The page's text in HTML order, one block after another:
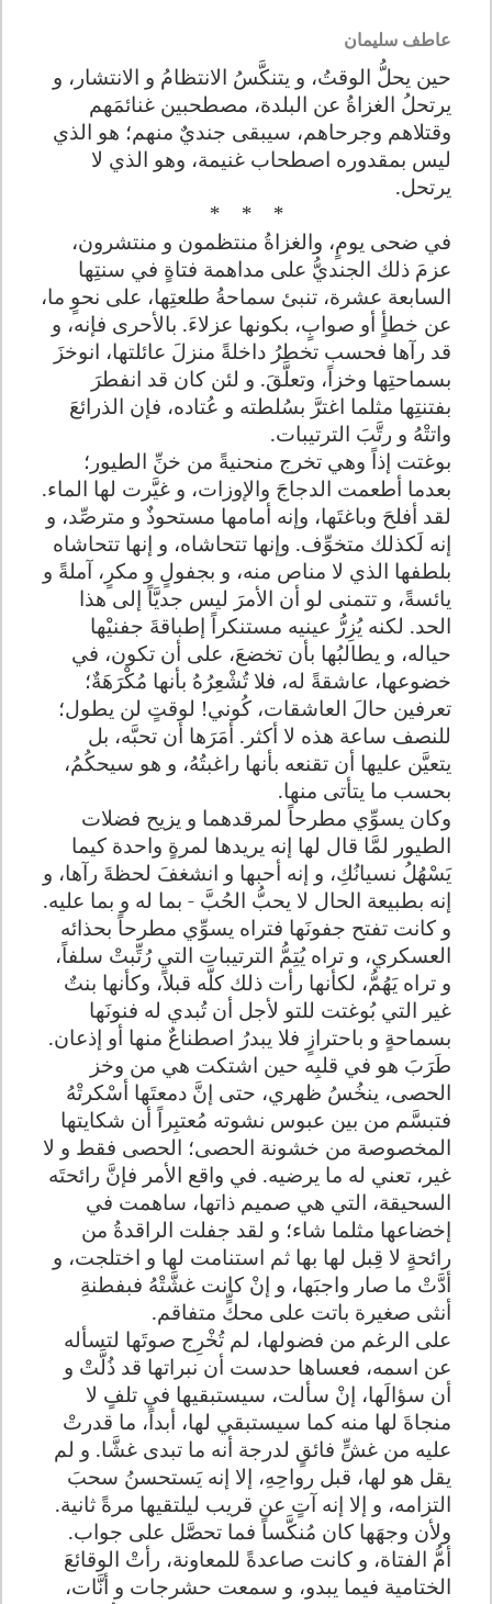
عاطف سليمان
حين يحلُّ الوقتُ، و يتنكَّسُ الانتظامُ و الانتشار، و
يرتحلُ الغزاةُ عن البلدة، مصطحبين غنائمَهم
وقتلاهم وجرحاهم، سيبقى جنديٌ منهم؛ هو الذي
ليس بمقدوره اصطحاب غنيمة، وهو الذي لا
يرتحل.
*
*
*
في ضحى يومٍ، والغزاةُ منتظمون و منتشرون،
عزمَ ذلك الجنديُّ على مداهمة فتاةٍ في سنتِها
السابعة عشرة، تنبئ سماحةُ طلعتِها، على نحوٍ ما،
عن خطأٍ أو صوابٍ، بكونها عزلاءَ. بالأحرى فإنه، و
قد رآها فحسب تخطرُ داخلةً منزلَ عائلتها، انوخزَ
بسماحتِها وخزاً، وتعلَّقَ. و لئن كان قد انفطرَ
بفتنتِها مثلما اغترَّ بسُلطته و عُتاده، فإن الذرائعَ
واتتْهُ و رتَّبَ الترتيبات.
بوغتت إذاً وهي تخرج منحنيةً من خنِّ الطيور؛
بعدما أطعمت الدجاجَ والإوزات، و غيَّرت لها الماء.
لقد أفلحَ وباغتَها، وإنه أمامها مستحوذٌ و مترصِّد، و
إنه لَكذلك متخوِّف. وإنها تتحاشاه، و إنها تتحاشاه
بلطفها الذي لا مناص منه، و بجفولٍ و مكرٍ، آملةً و
يائسةً، و تتمنى لو أن الأمرَ ليس جديَّاً إلى هذا
الحد. لكنه يُزِرُّ عينيه مستنكراً إطباقةَ جفنيْها
حياله، و يطالبُها بأن تخضعَ، على أن تكون، في
خضوعها، عاشقةً له، فلا تُشْعِرُهُ بأنها مُكْرَهَةٌ؛
تعرفين حالَ العاشقات، كُوني! لوقتٍ لن يطول؛
للنصف ساعة هذه لا أكثر. أمَرَها أن تحبَّه، بل
يتعيَّن عليها أن تقنعه بأنها راغبتُهُ، و هو سيحكُمُ،
بحسب ما يتأتى منها.
وكان يسوِّي مطرحاً لمرقدهما و يزيح فضلات
الطيور لمَّا قال لها إنه يريدها لمرةٍ واحدة كيما
يَسْهُلُ نسيانُكِ، و إنه أحبها و انشغفَ لحظةَ رآها، و
إنه بطبيعة الحال لا يحبُّ الحُبَّ - بما له و بما عليه.
و كانت تفتح جفونَها فتراه يسوِّي مطرحاً بحذائه
العسكري، و تراه يُتِمُّ الترتيبات التي رُتِّبتْ سلفاً،
و تراه يَهُمُّ، لكأنها رأت ذلك كلَّه قبلاً، وكأنها بنتٌ
غير التي بُوغتت للتو لأجل أن تُبدي له فنونَها
بسماحةٍ و باحترازٍ فلا يبدرُ اصطناعٌ منها أو إذعان.
طَرَبَ هو في قلبِه حين اشتكت هي من وخز
الحصى، ينخُسُ ظهري، حتى إنَّ دمعتَها أسْكرتْهُ
فتبسَّم من بين عبوس نشوته مُعتبِراً أن شكايتها
المخصوصة من خشونة الحصى؛ الحصى فقط و لا
غير، تعني له ما يرضيه. في واقع الأمر فإنَّ رائحتَه
السحيقة، التي هي صميم ذاتها، ساهمت في
إخضاعها مثلما شاء؛ و لقد جفلت الراقدةُ من
رائحةٍ لا قِبل لها بها ثم استنامت لها و اختلجت، و
أدَّتْ ما صار واجبَها، و إنْ كانت غشَّتْهُ فبفطنةِ
أنثى صغيرة باتت على محكٍّ متفاقم.
على الرغم من فضولها، لم تُخْرِج صوتَها لتسأله
عن اسمه، فعساها حدست أن نبراتها قد ذُلَّتْ و
أن سؤالَها، إنْ سألت، سيستبقيها في تلفٍ لا
منجاةَ لها منه كما سيستبقي لها، أبداً، ما قدرتْ
عليه من غشٍّ فائقٍ لدرجة أنه ما تبدى غشَّا. و لم
يقل هو لها، قبل رواحِهِ، إلا إنه يَستحسنُ سحبَ
التزامه، و إلا إنه آتٍ عن قريب ليلتقيها مرةً ثانية.
ولأن وجهَها كان مُنكَّساً فما تحصَّل على جواب.
أمُّ الفتاة، و كانت صاعدةً للمعاونة، رأتْ الوقائعَ
الختامية فيما يبدو، و سمعت حشرجات و أنَّات،